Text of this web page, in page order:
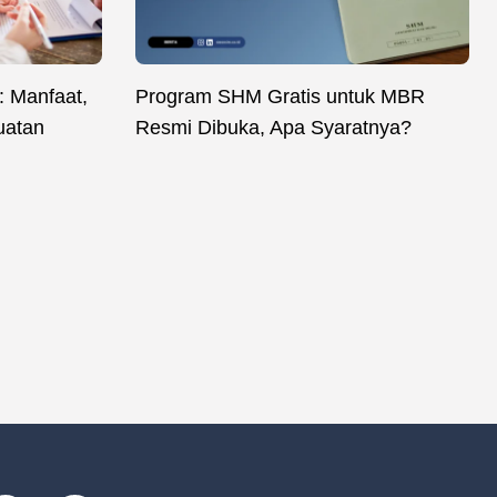
Manfaat,
Program SHM Gratis untuk MBR
Resmi Dibuka, Apa Syaratnya?